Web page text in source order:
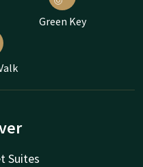
Green Key
Suites